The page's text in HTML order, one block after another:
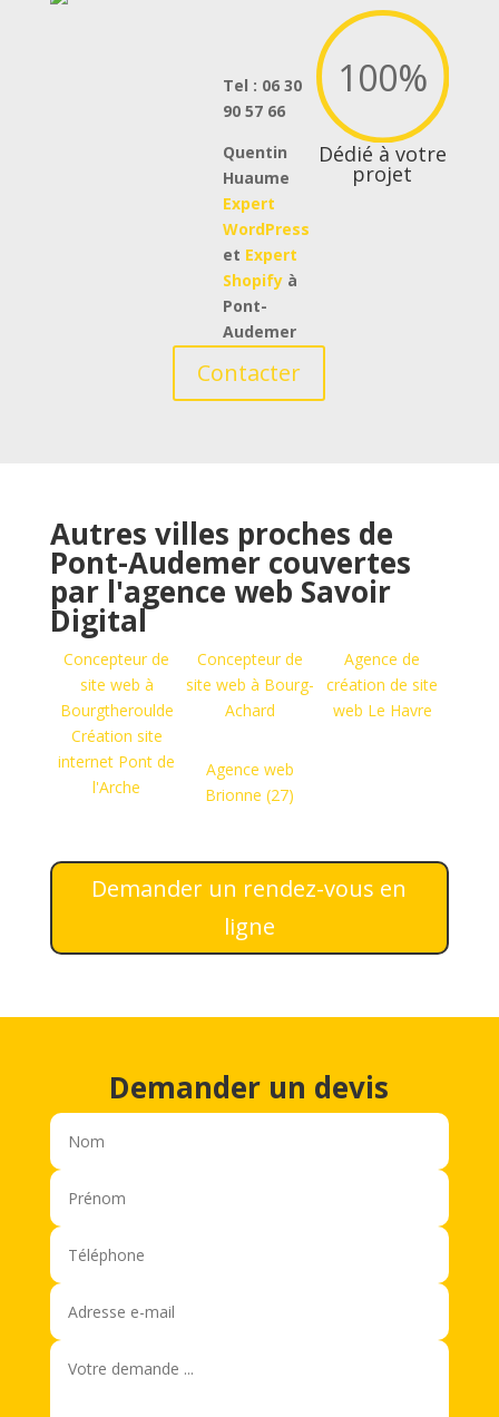
Tel : 06 30
90 57 66
Quentin
Huaume
Expert
WordPress
et Expert
Shopify à
Pont-
Audemer
100%
Dédié à votre
projet
Contacter
Autres villes proches de
Pont-Audemer couvertes
par l'agence web Savoir
Digital
Concepteur de
site web à
Bourgtheroulde
Création site
internet Pont de
l'Arche
Concepteur de
site web à Bourg-
Achard
Agence web
Brionne (27)
Agence de
création de site
web Le Havre
Demander un rendez-vous en
ligne
Demander un devis